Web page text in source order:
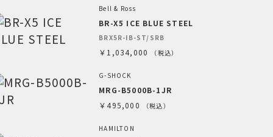
Bell & Ross
BR-X5 ICE BLUE STEEL
BRX5R-IB-ST/SRB
￥1,034,000 （税込）
G-SHOCK
MRG-B5000B-1JR
￥495,000
（税込）
HAMILTON